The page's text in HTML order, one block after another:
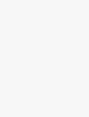
Antico
Tullum